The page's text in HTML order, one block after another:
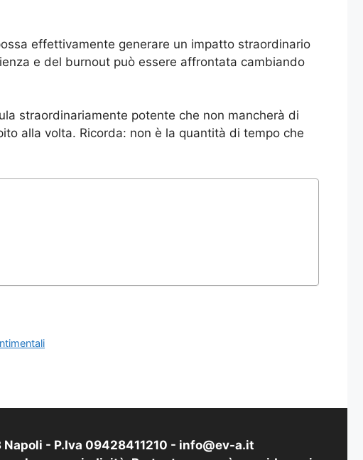
effettivamente generare un impatto straordinario
e del burnout può essere affrontata cambiando
straordinariamente potente che non mancherà di
alla volta. Ricorda: non è la quantità di tempo che
- P.Iva 09428411210 - info@ev-a.it